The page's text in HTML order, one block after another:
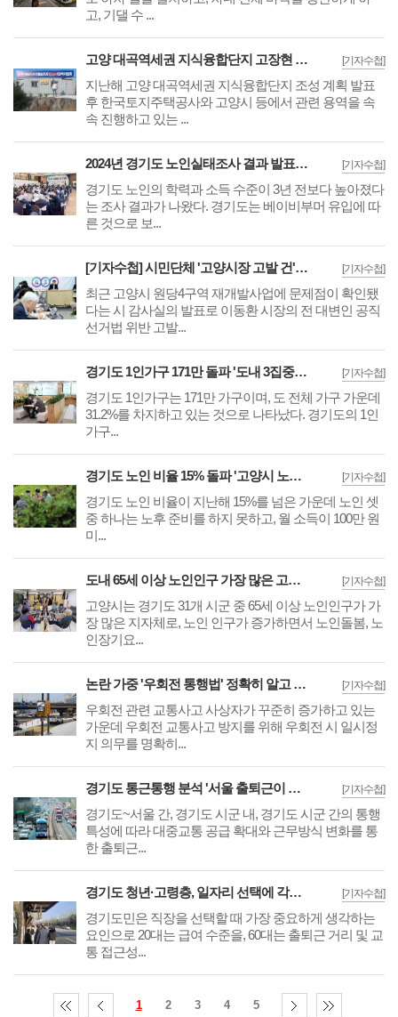
고, 기댈 수 ...
[기자수첩]
고양 대곡역세권 지식융합단지 고장현 대책위원장 '민·관·공협의체 구성' 촉구
지난해 고양 대곡역세권 지식융합단지 조성 계획 발표
후 한국토지주택공사와 고양시 등에서 관련 용역을 속
속 진행하고 있는 ...
[기자수첩]
2024년 경기도 노인실태조사 결과 발표 '노인의 45.2%가 경제활동 중'
경기도 노인의 학력과 소득 수준이 3년 전보다 높아졌다
는 조사 결과가 나왔다. 경기도는 베이비부머 유입에 따
른 것으로 보...
[기자수첩]
[기자수첩] 시민단체 '고양시장 고발 건'으로 살펴본 고양시 정치 리스크 문제
최근 고양시 원당4구역 재개발사업에 문제점이 확인됐
다는 시 감사실의 발표로 이동환 시장의 전 대변인 공직
선거법 위반 고발...
[기자수첩]
경기도 1인가구 171만 돌파 '도내 3집중 1집은 혼자 산다'··고양은 3위로 7.4%
경기도 1인가구는 171만 가구이며, 도 전체 가구 가운데
31.2%를 차지하고 있는 것으로 나타났다. 경기도의 1인
가구...
[기자수첩]
경기도 노인 비율 15% 돌파 '고양시 노인인구 20위'··노인 1/3은 노후준비 못해
경기도 노인 비율이 지난해 15%를 넘은 가운데 노인 셋
중 하나는 노후 준비를 하지 못하고, 월 소득이 100만 원
미...
[기자수첩]
도내 65세 이상 노인인구 가장 많은 고양시, 장기요양 예산 급증에 '재정부담'
고양시는 경기도 31개 시군 중 65세 이상 노인인구가 가
장 많은 지자체로, 노인 인구가 증가하면서 노인돌봄, 노
인장기요...
[기자수첩]
논란 가중 '우회전 통행법' 정확히 알고 있는 수도권 시민은 0.3%뿐
우회전 관련 교통사고 사상자가 꾸준히 증가하고 있는
가운데 우회전 교통사고 방지를 위해 우회전 시 일시정
지 의무를 명확히...
[기자수첩]
경기도 통근통행 분석 '서울 출퇴근이 전체의 18%'··성남·고양·부천·남양주順 높아
경기도~서울 간, 경기도 시군 내, 경기도 시군 간의 통행
특성에 따라 대중교통 공급 확대와 근무방식 변화를 통
한 출퇴근...
[기자수첩]
경기도 청년·고령층, 일자리 선택에 각각 급여 수준 및 출퇴근 거리 꼽아
경기도민은 직장을 선택할 때 가장 중요하게 생각하는
요인으로 20대는 급여 수준을, 60대는 출퇴근 거리 및 교
통 접근성...
1 2 3 4 5